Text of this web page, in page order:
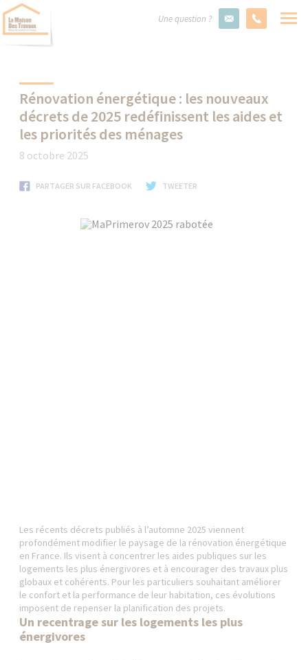
Une question ?
Rénovation énergétique : les nouveaux
décrets de 2025 redéfinissent les aides et
les priorités des ménages
8 octobre 2025
PARTAGER SUR FACEBOOK TWEETER
Les récents décrets publiés à l’automne 2025 viennent
profondément modifier le paysage de la rénovation énergétique
en France. Ils visent à concentrer les aides publiques sur les
logements les plus énergivores et à encourager des travaux plus
globaux et cohérents. Pour les particuliers souhaitant améliorer
le confort et la performance de leur habitation, ces évolutions
imposent de repenser la planification des projets.
Un recentrage sur les logements les plus
énergivores